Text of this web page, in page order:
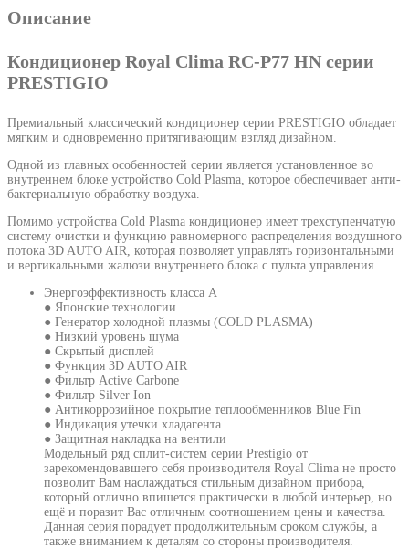
Описание
Кондиционер Royal Clima RC-P77 HN серии
PRESTIGIO
Премиальный классический кондиционер серии PRESTIGIO обладает
мягким и одновременно притягивающим взгляд дизайном.
Одной из главных особенностей серии является установленное во
внутреннем блоке устройство Cold Plasma, которое обеспечивает анти-
бактериальную обработку воздуха.
Помимо устройства Cold Plasma кондиционер имеет трехступенчатую
систему очистки и функцию равномерного распределения воздушного
потока 3D AUTO AIR, которая позволяет управлять горизонтальными
и вертикальными жалюзи внутреннего блока с пульта управления.
Энергоэффективность класса А
● Японские технологии
● Генератор холодной плазмы (COLD PLASMA)
● Низкий уровень шума
● Скрытый дисплей
● Функция 3D AUTO AIR
● Фильтр Active Carbone
● Фильтр Silver Ion
● Антикоррозийное покрытие теплообменников Blue Fin
● Индикация утечки хладагента
● Защитная накладка на вентили
Модельный ряд сплит-систем серии Prestigio от
зарекомендовавшего себя производителя Royal Clima не просто
позволит Вам наслаждаться стильным дизайном прибора,
который отлично впишется практически в любой интерьер, но
ещё и поразит Вас отличным соотношением цены и качества.
Данная серия порадует продолжительным сроком службы, а
также вниманием к деталям со стороны производителя.